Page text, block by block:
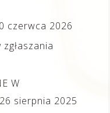
czerwca 2026
W
26 sierpnia 2025